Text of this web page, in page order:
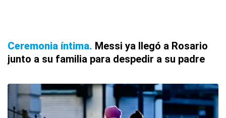
Ceremonia íntima Messi ya llegó a Rosario
junto a su familia para despedir a su padre